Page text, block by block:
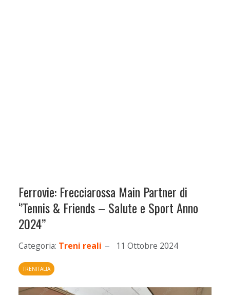
Ferrovie: Frecciarossa Main Partner di
‘’Tennis & Friends – Salute e Sport Anno
2024’’
Categoria: Treni reali 11 Ottobre 2024
TRENITALIA